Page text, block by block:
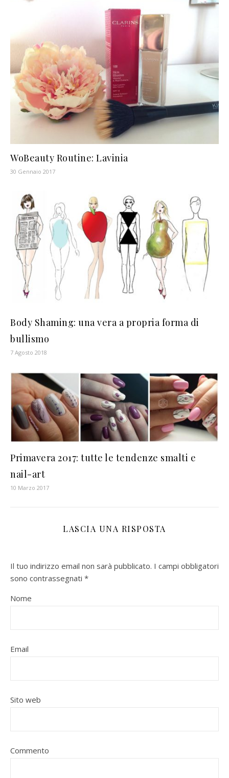
WoBeauty Routine: Lavinia
30 Gennaio 2017
Body Shaming: una vera a propria forma di
bullismo
7 Agosto 2018
Primavera 2017: tutte le tendenze smalti e
nail-art
10 Marzo 2017
LASCIA UNA RISPOSTA
Il tuo indirizzo email non sarà pubblicato. I campi obbligatori
sono contrassegnati *
Nome
Email
Sito web
Commento